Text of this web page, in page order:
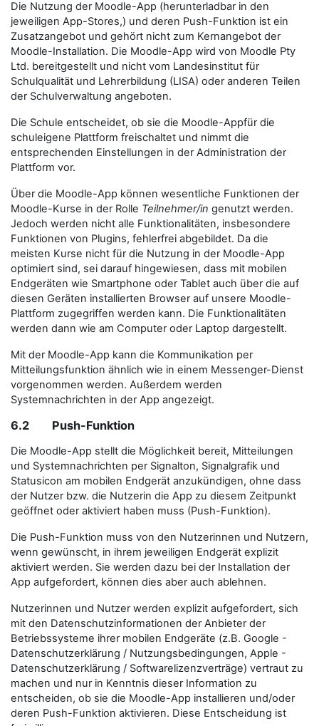
Die Nutzung der Moodle-App (herunterladbar in den
jeweiligen App-Stores,) und deren Push-Funktion ist ein
Zusatzangebot und gehört nicht zum Kernangebot der
Moodle-Installation. Die Moodle-App wird von Moodle Pty
Ltd. bereitgestellt und nicht vom Landesinstitut für
Schulqualität und Lehrerbildung (LISA) oder anderen Teilen
der Schulverwaltung angeboten.
Die Schule entscheidet, ob sie die Moodle-Appfür die
schuleigene Plattform freischaltet und nimmt die
entsprechenden Einstellungen in der Administration der
Plattform vor.
Über die Moodle-App können wesentliche Funktionen der
Moodle-Kurse in der Rolle Teilnehmer/in genutzt werden.
Jedoch werden nicht alle Funktionalitäten, insbesondere
Funktionen von Plugins, fehlerfrei abgebildet. Da die
meisten Kurse nicht für die Nutzung in der Moodle-App
optimiert sind, sei darauf hingewiesen, dass mit mobilen
Endgeräten wie Smartphone oder Tablet auch über die auf
diesen Geräten installierten Browser auf unsere Moodle-
Plattform zugegriffen werden kann. Die Funktionalitäten
werden dann wie am Computer oder Laptop dargestellt.
Mit der Moodle-App kann die Kommunikation per
Mitteilungsfunktion ähnlich wie in einem Messenger-Dienst
vorgenommen werden. Außerdem werden
Systemnachrichten in der App angezeigt.
6.2 Push-Funktion
Die Moodle-App stellt die Möglichkeit bereit, Mitteilungen
und Systemnachrichten per Signalton, Signalgrafik und
Statusicon am mobilen Endgerät anzukündigen, ohne dass
der Nutzer bzw. die Nutzerin die App zu diesem Zeitpunkt
geöffnet oder aktiviert haben muss (Push-Funktion).
Die Push-Funktion muss von den Nutzerinnen und Nutzern,
wenn gewünscht, in ihrem jeweiligen Endgerät explizit
aktiviert werden. Sie werden dazu bei der Installation der
App aufgefordert, können dies aber auch ablehnen.
Nutzerinnen und Nutzer werden explizit aufgefordert, sich
mit den Datenschutzinformationen der Anbieter der
Betriebssysteme ihrer mobilen Endgeräte (z.B. Google -
Datenschutzerklärung / Nutzungsbedingungen, Apple -
Datenschutzerklärung / Softwarelizenzverträge) vertraut zu
machen und nur in Kenntnis dieser Information zu
entscheiden, ob sie die Moodle-App installieren und/oder
deren Push-Funktion aktivieren. Diese Entscheidung ist